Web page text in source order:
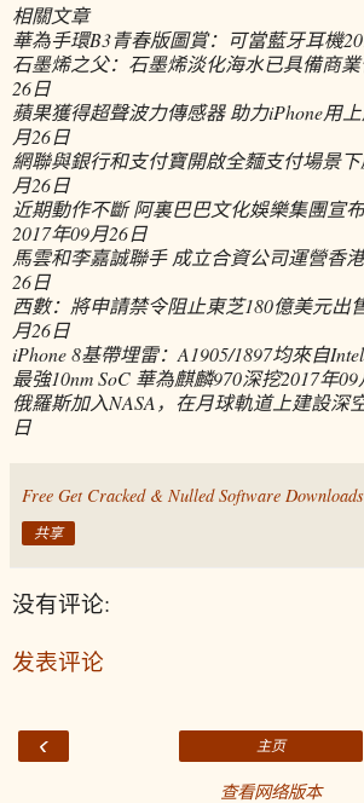
相關文章
華為手環B3青春版圖賞：可當藍牙耳機
石墨烯之父：石墨烯淡化海水已具備商
26日
蘋果獲得超聲波力傳感器 助力iPhone用
月26日
網聯與銀行和支付寶開啟全麵支付場景
月26日
近期動作不斷 阿裏巴巴文化娛樂集團宣
2017年09月26日
馬雲和李嘉誠聯手 成立合資公司運營香
26日
西數：將申請禁令阻止東芝180億美元出
月26日
iPhone 8基帶埋雷：A1905/1897均來自Intel
最強10nm SoC 華為麒麟970深挖2017年
俄羅斯加入NASA，在月球軌道上建設深
日
Free Get Cracked & Nulled Software Downloads
共享
没有评论:
发表评论
‹ 主页
查看网络版本